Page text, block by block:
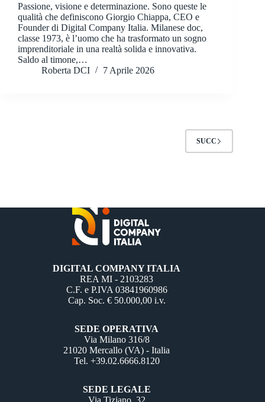
Passione, visione e determinazione. Sono queste le
qualità che definiscono Giorgio Chiappa, CEO e
Founder di Digital Company Italia. Milanese doc,
classe 1973, è l’uomo che ha trasformato un sogno
imprenditoriale in una realtà solida e innovativa.
Saldo al timone,…
Roberta DCI
7 Aprile 2026
SUCC
DIGITAL COMPANY ITALIA
REA MI - 2103283
C.F. e P.IVA 03841960986
Cap. Soc. € 50.000,00 i.v.
SEDE OPERATIVA
Via Milano 316/8
21020 Mercallo (VA) - Italia
Tel. +39.02.6666.8120
SEDE LEGALE
Via Tiziano, 32